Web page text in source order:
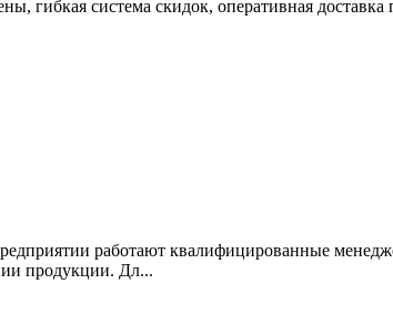
гибкая система скидок, оперативная доставка
работают квалифицированные
продукции. Дл...